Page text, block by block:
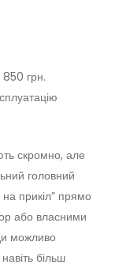
850 грн.
скромно, але
головний
прикіл” прямо
або власними
можливо
більш